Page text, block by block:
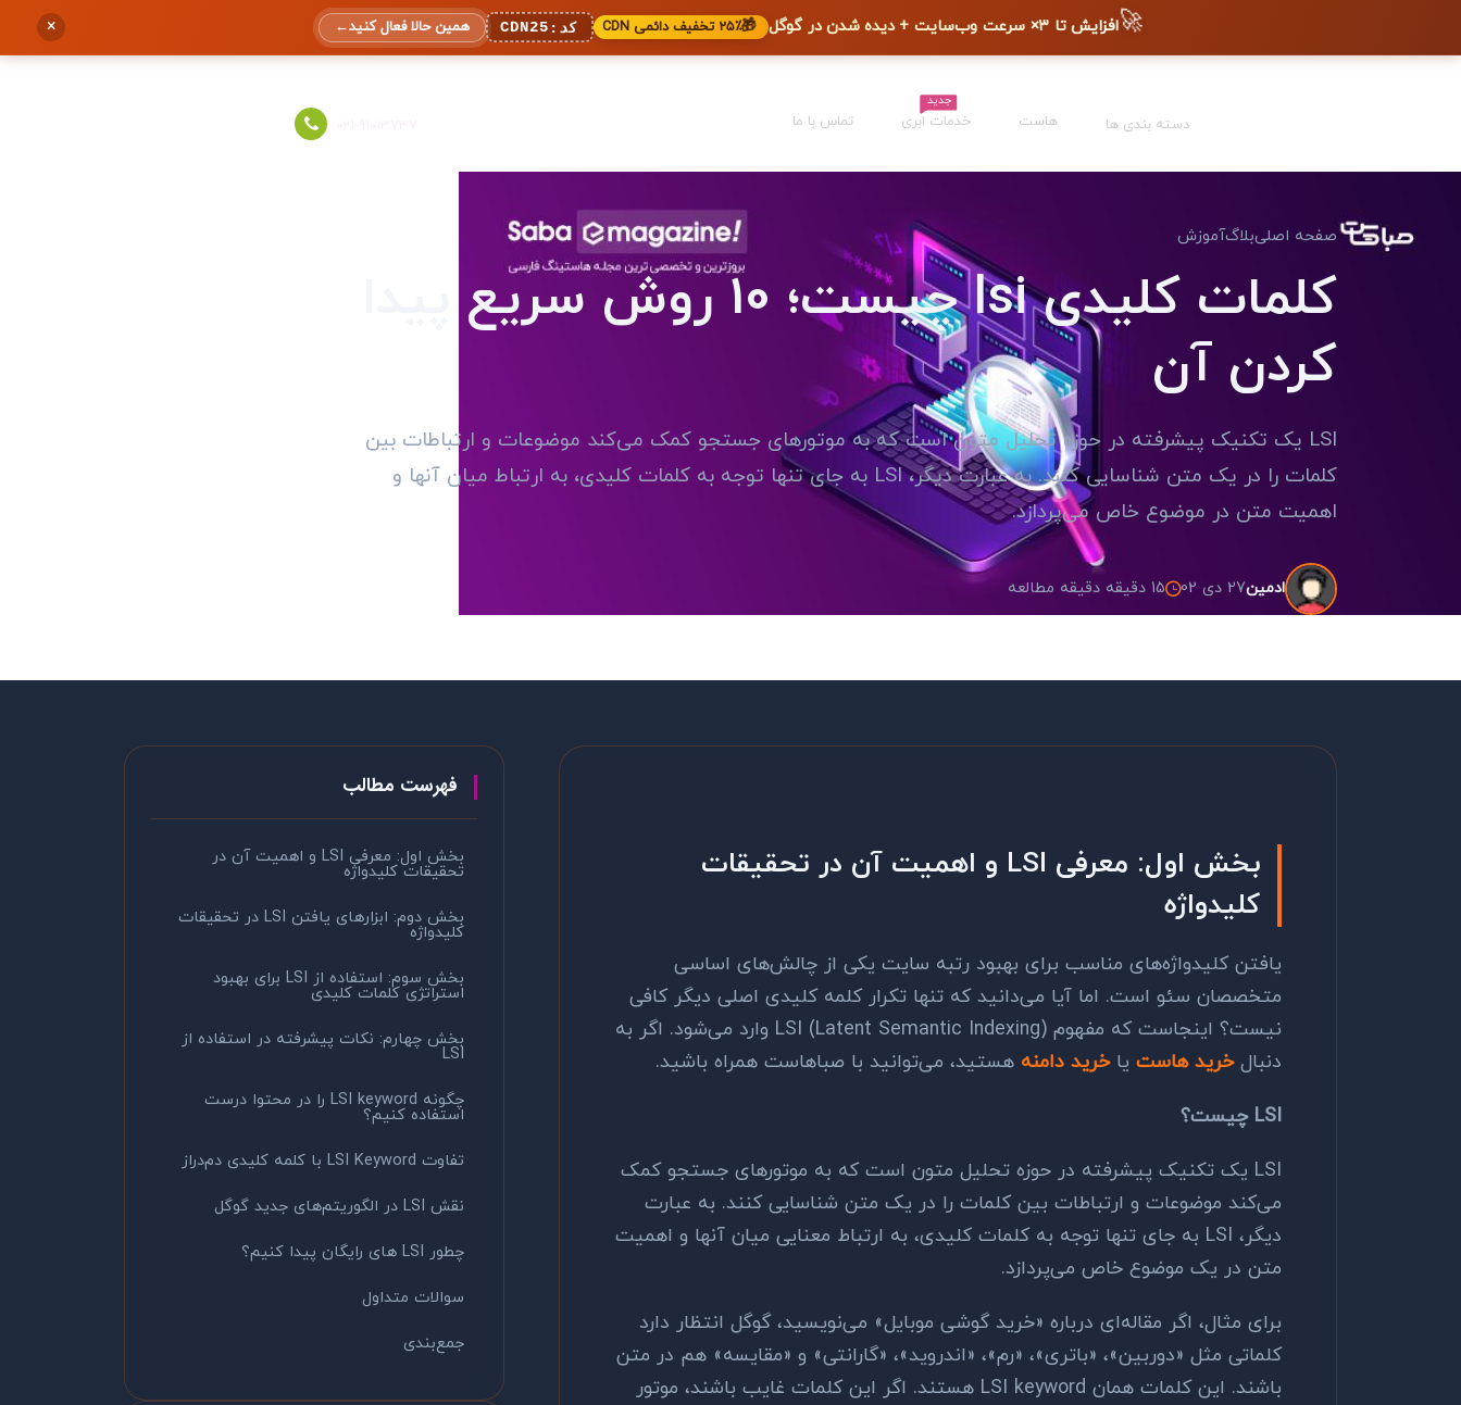
🚀افزایش تا ۳× سرعت وب‌سایت + دیده شدن در گوگل 🎁۲۵٪ تخفیف دائمی CDN کد: CDN25 همین حالا فعال کنید←
×
دسته بندی ها هاست
جدید
خدمات ابری تماس با ما
صفحه اصلیبلاگآموزش
کلمات کلیدی lsi چیست؛ 10 روش سریع پیدا
کردن آن
LSI یک تکنیک پیشرفته در حوزه تحلیل متون است که به موتورهای جستجو کمک می‌کند موضوعات و ارتباطات بین
کلمات را در یک متن شناسایی کنند. به عبارت دیگر، LSI به جای تنها توجه به کلمات کلیدی، به ارتباط میان آنها و
اهمیت متن در موضوع خاص می‌پردازد.
ادمین27 دی 02 15 دقیقه دقیقه مطالعه
بخش اول: معرفی LSI و اهمیت آن در تحقیقات
کلیدواژه
یافتن کلیدواژه‌های مناسب برای بهبود رتبه سایت یکی از چالش‌های اساسی
متخصصان سئو است. اما آیا می‌دانید که تنها تکرار کلمه کلیدی اصلی دیگر کافی
نیست؟ اینجاست که مفهوم LSI (Latent Semantic Indexing) وارد می‌شود. اگر به
دنبالخرید هاست یاخرید دامنه هستید، می‌توانید با صباهاست همراه باشید.
LSI چیست؟
LSI یک تکنیک پیشرفته در حوزه تحلیل متون است که به موتورهای جستجو کمک
می‌کند موضوعات و ارتباطات بین کلمات را در یک متن شناسایی کنند. به عبارت
دیگر، LSI به جای تنها توجه به کلمات کلیدی، به ارتباط معنایی میان آنها و اهمیت
متن در یک موضوع خاص می‌پردازد.
برای مثال، اگر مقاله‌ای درباره «خرید گوشی موبایل» می‌نویسید، گوگل انتظار دارد
کلماتی مثل «دوربین»، «باتری»، «رم»، «اندروید»، «گارانتی» و «مقایسه» هم در متن
باشند. این کلمات همان LSI keyword هستند. اگر این کلمات غایب باشند، موتور
فهرست مطالب
بخش اول: معرفی LSI و اهمیت آن در
تحقیقات کلیدواژه
بخش دوم: ابزارهای یافتن LSI در تحقیقات
کلیدواژه
بخش سوم: استفاده از LSI برای بهبود
استراتژی کلمات کلیدی
بخش چهارم: نکات پیشرفته در استفاده از
LSI
چگونه LSI keyword را در محتوا درست
استفاده کنیم؟
تفاوت LSI Keyword با کلمه کلیدی دم‌دراز
نقش LSI در الگوریتم‌های جدید گوگل
چطور LSI های رایگان پیدا کنیم؟
سوالات متداول
جمع‌بندی